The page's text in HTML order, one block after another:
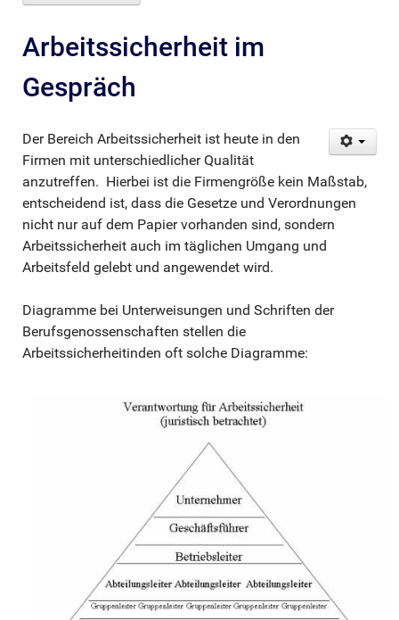
Arbeitssicherheit im
Gespräch
Der Bereich Arbeitssicherheit ist heute in den
Firmen mit unterschiedlicher Qualität
anzutreffen. Hierbei ist die Firmengröße kein Maßstab,
entscheidend ist, dass die Gesetze und Verordnungen
nicht nur auf dem Papier vorhanden sind, sondern
Arbeitssicherheit auch im täglichen Umgang und
Arbeitsfeld gelebt und angewendet wird.
Diagramme bei Unterweisungen und Schriften der
Berufsgenossenschaften stellen die
Arbeitssicherheitinden oft solche Diagramme: